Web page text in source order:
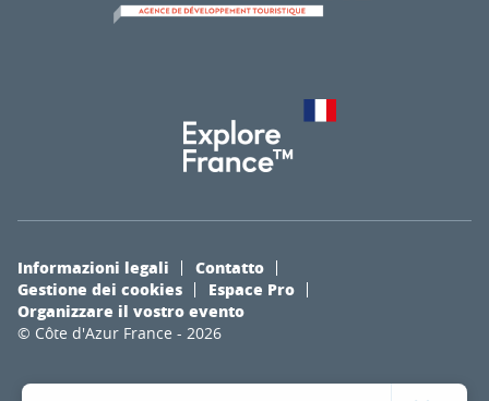
© Côte d'Azur France - 2026
Informazioni legali
Contatto
Gestione dei cookies
Espace Pro
Organizzare il vostro evento